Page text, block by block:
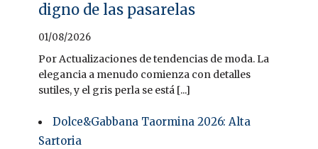
digno de las pasarelas
01/08/2026
Por Actualizaciones de tendencias de moda. La
elegancia a menudo comienza con detalles
sutiles, y el gris perla se está [...]
Dolce&Gabbana Taormina 2026: Alta
Sartoria